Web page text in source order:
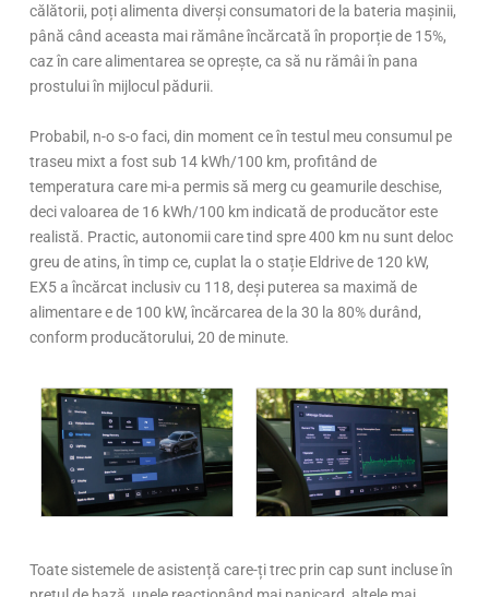
călătorii, poți alimenta diverși consumatori de la bateria mașinii,
până când aceasta mai rămâne încărcată în proporție de 15%,
caz în care alimentarea se oprește, ca să nu rămâi în pana
prostului în mijlocul pădurii.
Probabil, n-o s-o faci, din moment ce în testul meu consumul pe
traseu mixt a fost sub 14 kWh/100 km, profitând de
temperatura care mi-a permis să merg cu geamurile deschise,
deci valoarea de 16 kWh/100 km indicată de producător este
realistă. Practic, autonomii care tind spre 400 km nu sunt deloc
greu de atins, în timp ce, cuplat la o stație Eldrive de 120 kW,
EX5 a încărcat inclusiv cu 118, deși puterea sa maximă de
alimentare e de 100 kW, încărcarea de la 30 la 80% durând,
conform producătorului, 20 de minute.
Toate sistemele de asistență care-ți trec prin cap sunt incluse în